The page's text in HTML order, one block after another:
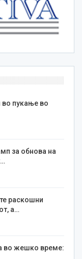
во пукање во
за обнова на
раскошни
а…
во жешко време: